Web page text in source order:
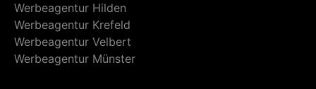
Werbeagentur Hilden
Werbeagentur Krefeld
Werbeagentur Velbert
Werbeagentur Münster